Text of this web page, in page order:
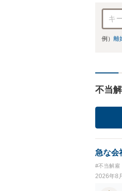
例） 離
不当
急な会
#不当解雇
2026年8